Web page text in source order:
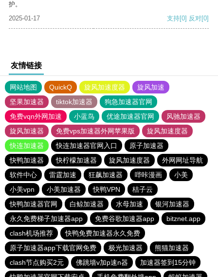
护。
2025-01-17
支持[0] 反对[0]
友情链接
网站地图 QuickQ 旋风加速度器
旋风加速
坚果加速器
tiktok加速器
狗急加速器官网
免费vqn外网加速
小蓝鸟 优途加速器官网
风驰加速器
旋风加速器
免费vps加速器外网苹果版
旋风加速度器
快连加速器
快连加速器官网入口
原子加速器
快鸭加速器
快柠檬加速器 旋风加速度器
外网网址导航
软件中心
雷霆加速 狂飙加速器 哔咔漫画
小美
小美vpn
小美加速器 快鸭VPN
桔子云
快鸭加速器官网
白鲸加速器 水母加速
银河加速器
永久免费梯子加速器app
免费谷歌加速器app
bitznet.app
clash机场推荐
快鸭免费加速器永久免费
原子加速器app下载官网免费
极光加速器
熊猫加速器
clash节点购买2元
佛跳墙v加p速n器
加速器签到15分钟